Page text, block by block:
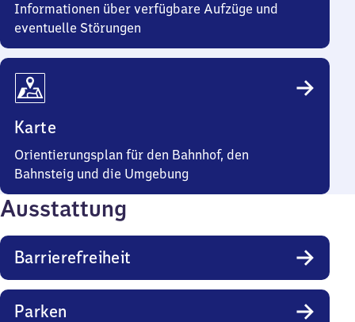
Informationen über verfügbare Aufzüge und
eventuelle Störungen
Karte
Orientierungsplan für den Bahnhof, den
Bahnsteig und die Umgebung
Ausstattung
Barrierefreiheit
Parken